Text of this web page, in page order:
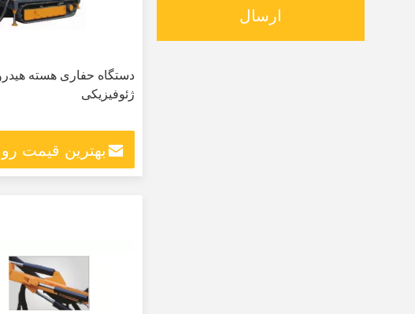
ارسال
دستگاه حفاری هسته
ژئوفیزیکی
بهترین قیمت